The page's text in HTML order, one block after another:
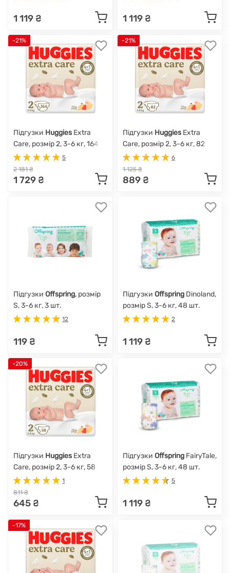
1 119 ₴ 1 119 ₴
-21%
Підгузки Huggies Extra
Care, розмір 2, 3-6 кг, 164
шт.
5
2 181 ₴
1 729 ₴
-21%
Підгузки Huggies Extra
Care, розмір 2, 3-6 кг, 82
шт.
6
1 125 ₴
889 ₴
Підгузки Offspring, розмір
S, 3-6 кг, 3 шт.
12
119 ₴
Підгузки Offspring Dinoland,
розмір S, 3-6 кг, 48 шт.
2
1 119 ₴
-20%
Підгузки Huggies Extra
Care, розмір 2, 3-6 кг, 58
шт.
1
811 ₴
645 ₴
Підгузки Offspring FairyTale,
розмір S, 3-6 кг, 48 шт.
5
1 119 ₴
-17%